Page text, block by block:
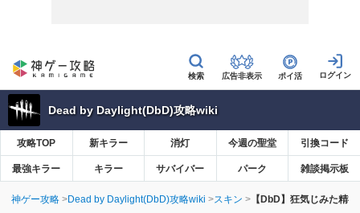
広告非表示 ポイ活
Dead by Daylight(DbD)攻略wiki
攻略TOP 新キラー 消灯 今週の聖堂 引換コード
最強キラー キラー サバイバー パーク 雑談掲示板
神ゲー攻略 Dead by Daylight(DbD)攻略wiki スキン 【DbD】狂気じみた精